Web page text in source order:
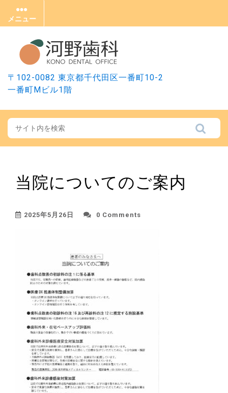
content
メニュー
メ
ニ
ュ
ー
〒102-0082 東京都千代田区一番町10-2
一番町Mビル1階
当院についてのご案内
2025年5月26日 0 Comments